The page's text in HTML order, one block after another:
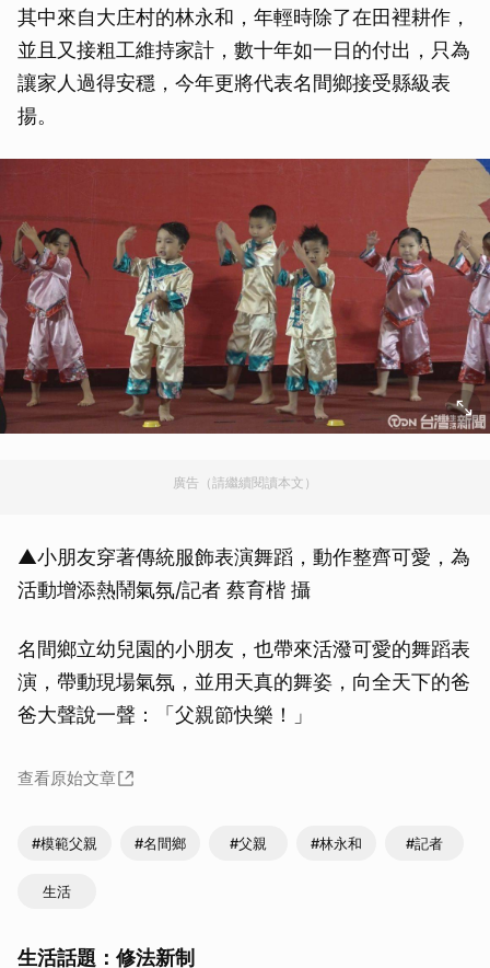
其中來自大庄村的林永和，年輕時除了在田裡耕作，
並且又接粗工維持家計，數十年如一日的付出，只為
讓家人過得安穩，今年更將代表名間鄉接受縣級表
揚。
廣告（請繼續閱讀本文）
▲小朋友穿著傳統服飾表演舞蹈，動作整齊可愛，為
活動增添熱鬧氣氛/記者 蔡育楷 攝
名間鄉立幼兒園的小朋友，也帶來活潑可愛的舞蹈表
演，帶動現場氣氛，並用天真的舞姿，向全天下的爸
爸大聲說一聲：「父親節快樂！」
查看原始文章
#模範父親 #名間鄉 #父親 #林永和 #記者
生活
生活話題：修法新制